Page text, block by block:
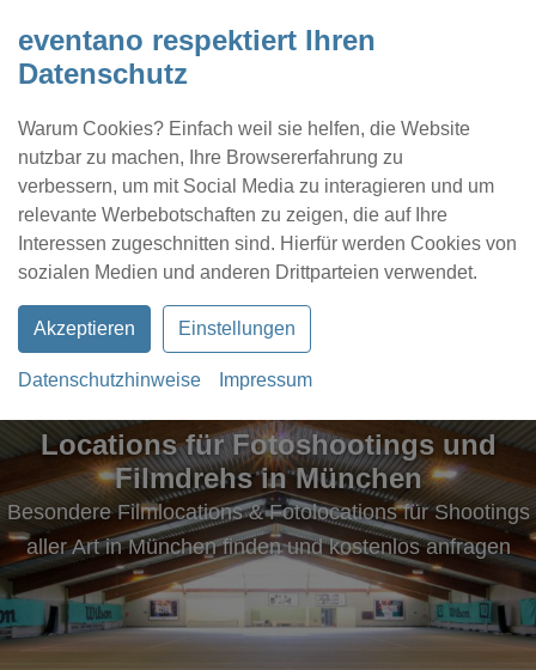
eventano respektiert Ihren
Datenschutz
Warum Cookies? Einfach weil sie helfen, die Website
nutzbar zu machen, Ihre Browsererfahrung zu
verbessern, um mit Social Media zu interagieren und um
relevante Werbebotschaften zu zeigen, die auf Ihre
Interessen zugeschnitten sind. Hierfür werden Cookies von
sozialen Medien und anderen Drittparteien verwendet.
Akzeptieren Einstellungen
Datenschutzhinweise Impressum
Kontakt Location eintragen Profil
Locations für Fotoshootings und
Filmdrehs in München
Besondere Filmlocations & Fotolocations für Shootings
aller Art in München finden und kostenlos anfragen